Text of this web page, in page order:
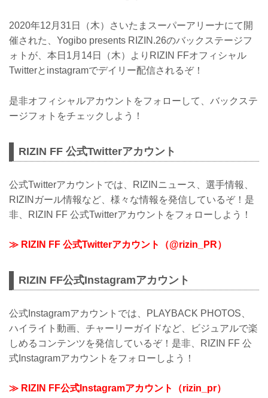
2020年12月31日（木）さいたまスーパーアリーナにて開
催された、Yogibo presents RIZIN.26のバックステージフ
ォトが、本日1月14日（木）よりRIZIN FFオフィシャル
Twitterとinstagramでデイリー配信されるぞ！
是非オフィシャルアカウントをフォローして、バックステ
ージフォトをチェックしよう！
RIZIN FF 公式Twitterアカウント
公式Twitterアカウントでは、RIZINニュース、選手情報、
RIZINガール情報など、様々な情報を発信しているぞ！是
非、RIZIN FF 公式Twitterアカウントをフォローしよう！
≫ RIZIN FF 公式Twitterアカウント（@rizin_PR）
RIZIN FF公式Instagramアカウント
公式Instagramアカウントでは、PLAYBACK PHOTOS、
ハイライト動画、チャーリーガイドなど、ビジュアルで楽
しめるコンテンツを発信しているぞ！是非、RIZIN FF 公
式Instagramアカウントをフォローしよう！
≫ RIZIN FF公式Instagramアカウント（rizin_pr）